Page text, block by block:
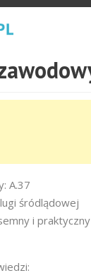
A.37
śródlądowej
i praktyczny